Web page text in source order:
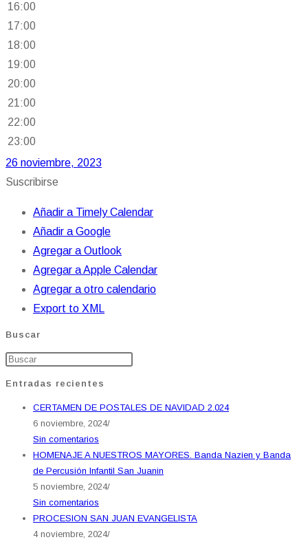
16:00
17:00
18:00
19:00
20:00
21:00
22:00
23:00
26 noviembre, 2023
Suscribirse
Añadir a Timely Calendar
Añadir a Google
Agregar a Outlook
Agregar a Apple Calendar
Agregar a otro calendario
Export to XML
Buscar
Entradas recientes
CERTAMEN DE POSTALES DE NAVIDAD 2.024
6 noviembre, 2024/
Sin comentarios
HOMENAJE A NUESTROS MAYORES. Banda Nazien y Banda
de Percusión Infantil San Juanin
5 noviembre, 2024/
Sin comentarios
PROCESION SAN JUAN EVANGELISTA
4 noviembre, 2024/